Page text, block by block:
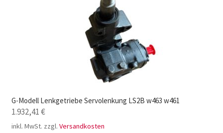
G-Modell Lenkgetriebe Servolenkung LS2B w463 w461
1.932,41€
inkl. MwSt. zzgl. Versandkosten